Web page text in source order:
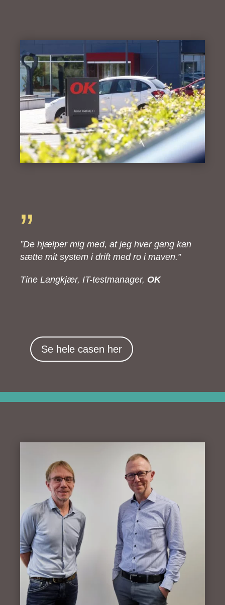
”
”De hjælper mig med, at jeg hver gang kan
sætte mit system i drift med ro i maven.”
Tine Langkjær, IT-testmanager, OK
Se hele casen her